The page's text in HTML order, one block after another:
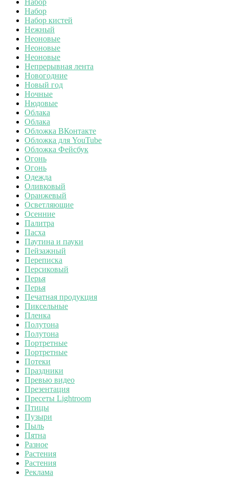
Набор
Набор кистей
Нежный
Неоновые
Неоновые
Неоновые
Непрерывная лента
Новогодние
Новый год
Ночные
Нюдовые
Облака
Облака
Обложка ВКонтакте
Обложка для YouTube
Обложка Фейсбук
Огонь
Огонь
Одежда
Оливковый
Оранжевый
Осветляющие
Осенние
Палитра
Пасха
Паутина и пауки
Пейзажный
Переписка
Персиковый
Перья
Перья
Печатная продукция
Пиксельные
Пленка
Полутона
Полутона
Портретные
Портретные
Потеки
Праздники
Превью видео
Презентация
Пресеты Lightroom
Птицы
Пузыри
Пыль
Пятна
Разное
Растения
Растения
Реклама